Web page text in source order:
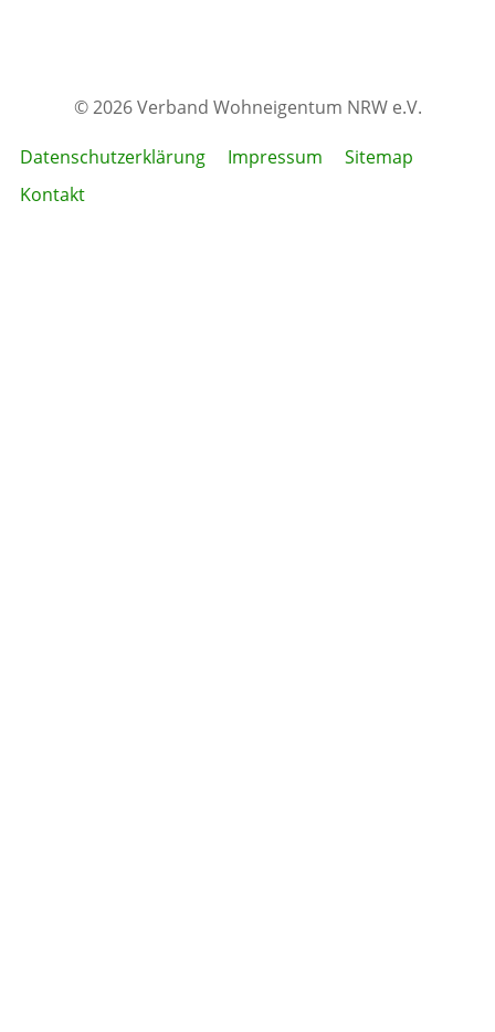
© 2026 Verband Wohneigentum NRW e.V.
Datenschutzerklärung Impressum
Sitemap
Kontakt